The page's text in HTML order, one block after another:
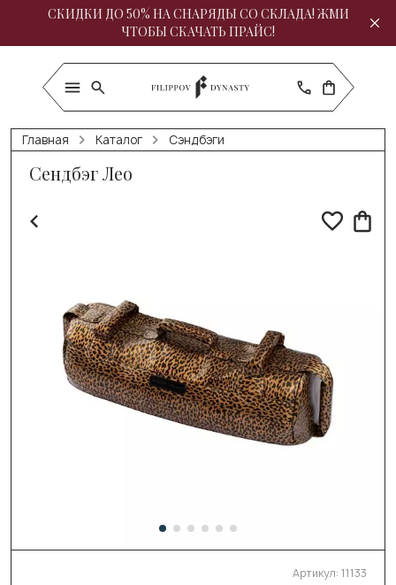
СКИДКИ ДО 50% НА СНАРЯДЫ СО СКЛАДА! ЖМИ
ЧТОБЫ СКАЧАТЬ ПРАЙС!
Главная Каталог Сэндбэги
Сендбэг Лео
Артикул: 11133